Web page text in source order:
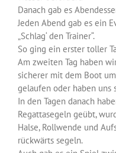
Danach gab es
Jeden Abend gab es ein
„Schlag‘ den Trainer“.
So ging ein erster toller
Am zweiten Tag haben
sicherer mit dem Boot
gelaufen oder haben uns
In den Tagen danach
Regattasegeln geübt,
Halse, Rollwende und
rückwärts segeln.